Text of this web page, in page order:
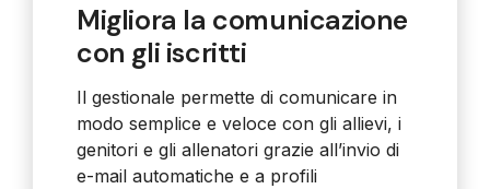
Migliora la comunicazione
con gli iscritti
Il gestionale permette di comunicare in
modo semplice e veloce con gli allievi, i
genitori e gli allenatori grazie all’invio di
e-mail automatiche e a profili